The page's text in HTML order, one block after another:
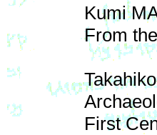
Kumi
From
First